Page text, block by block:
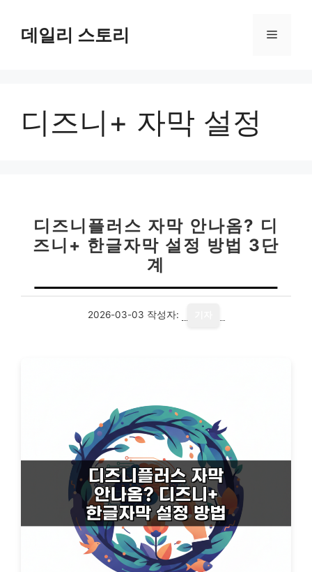
데일리 스토리 메
디즈니+ 자막 설정
디즈니플러스 자막 안나옴? 디
즈니+ 한글자막 설정 방법 3단
계
2026-03-03 작성자: